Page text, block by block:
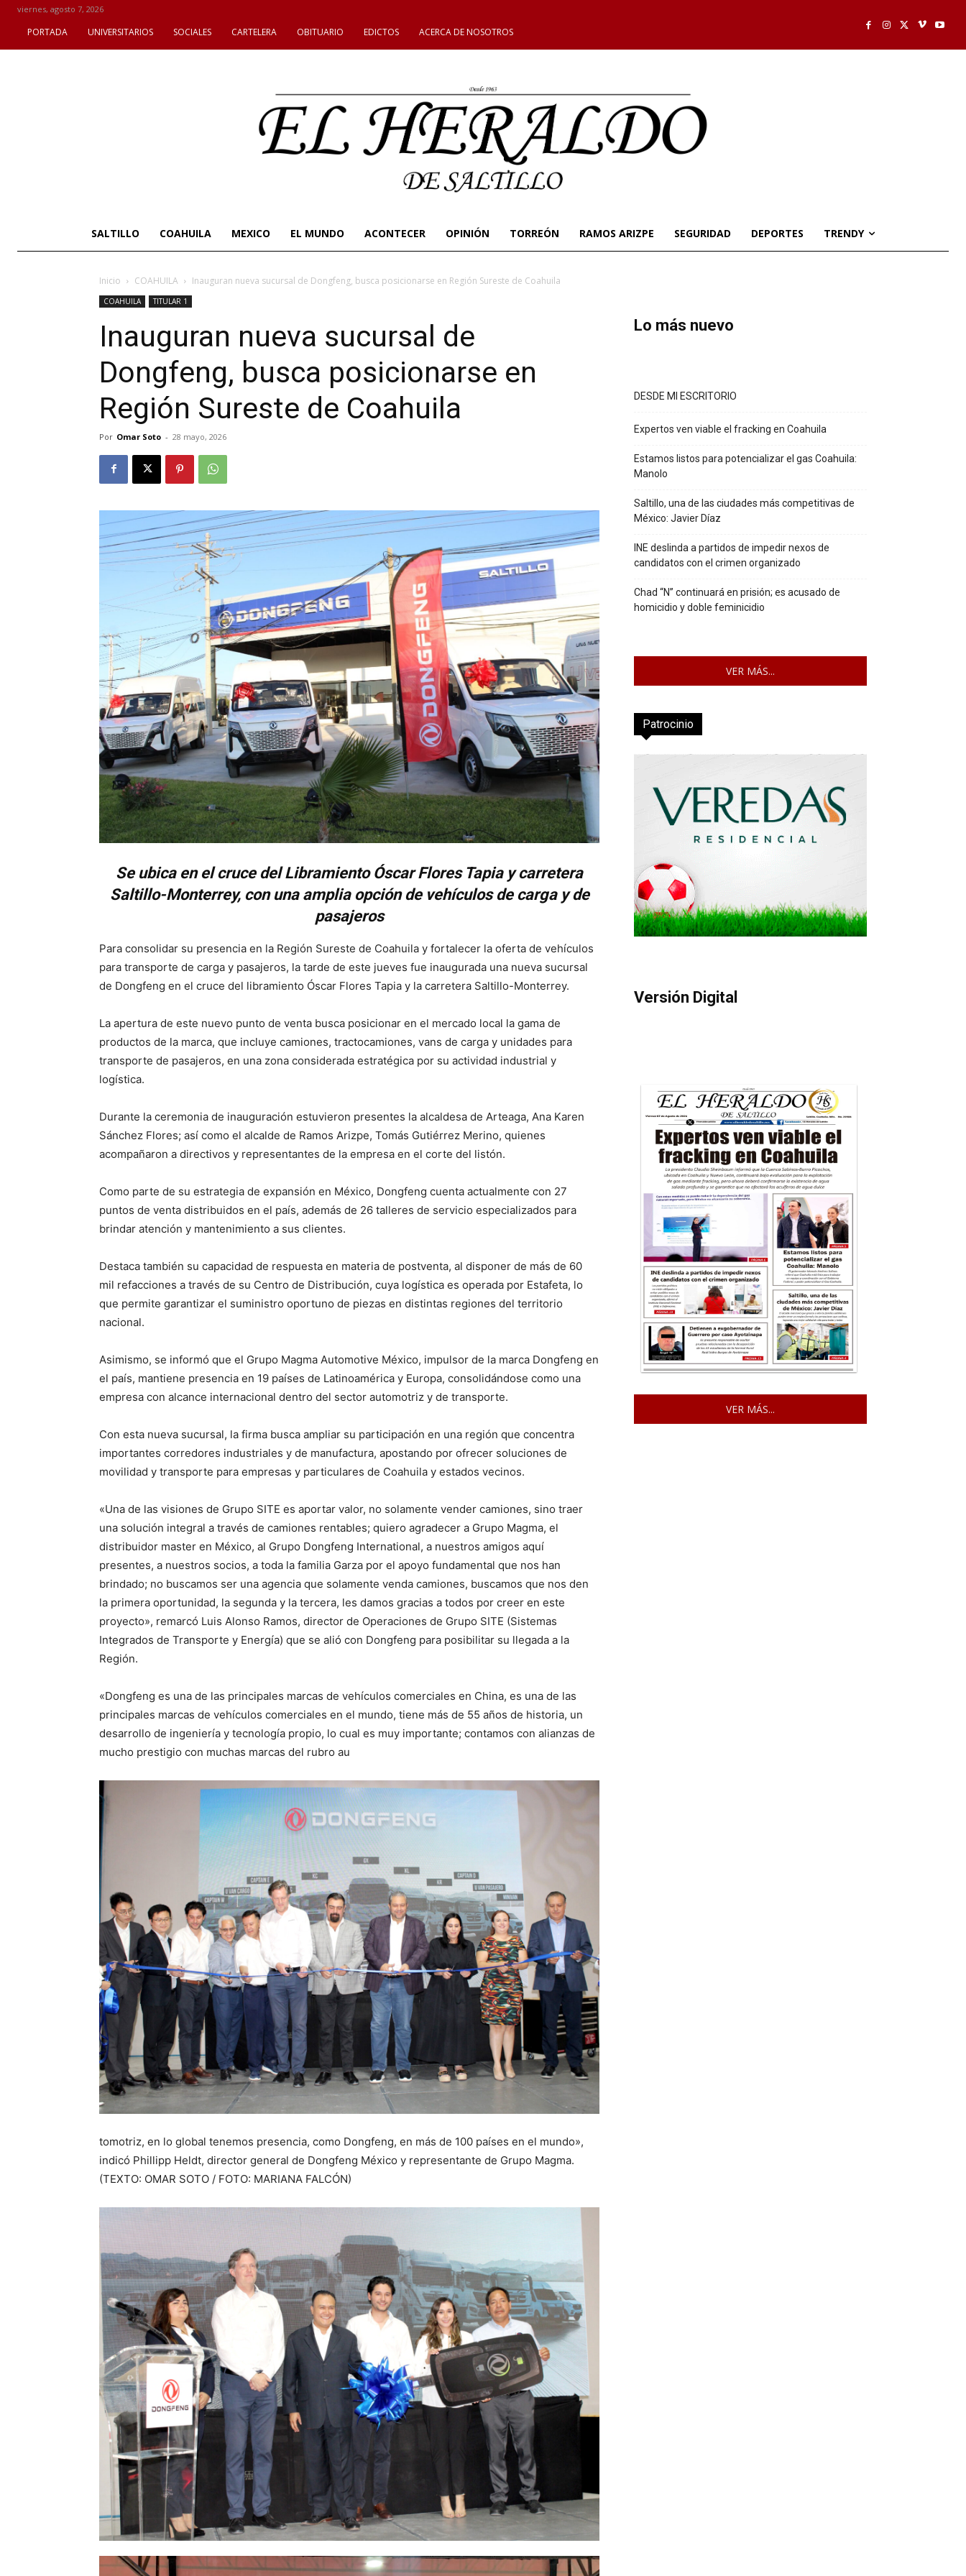
viernes, agosto 7, 2026
PORTADA UNIVERSITARIOS SOCIALES CARTELERA OBITUARIO EDICTOS ACERCA DE NOSOTROS
SALTILLO COAHUILA MEXICO EL MUNDO ACONTECER OPINIÓN TORREÓN RAMOS ARIZPE SEGURIDAD DEPORTES TRENDY
Inicio COAHUILA Inauguran nueva sucursal de Dongfeng, busca posicionarse en Región Sureste de Coahuila
COAHUILA TITULAR 1
Inauguran nueva sucursal de
Dongfeng, busca posicionarse en
Región Sureste de Coahuila
Por Omar Soto - 28 mayo, 2026
Se ubica en el cruce del Libramiento Óscar Flores Tapia y carretera
Saltillo-Monterrey, con una amplia opción de vehículos de carga y de
pasajeros
Para consolidar su presencia en la Región Sureste de Coahuila y fortalecer la oferta de vehículos
para transporte de carga y pasajeros, la tarde de este jueves fue inaugurada una nueva sucursal
de Dongfeng en el cruce del libramiento Óscar Flores Tapia y la carretera Saltillo-Monterrey.
La apertura de este nuevo punto de venta busca posicionar en el mercado local la gama de
productos de la marca, que incluye camiones, tractocamiones, vans de carga y unidades para
transporte de pasajeros, en una zona considerada estratégica por su actividad industrial y
logística.
Durante la ceremonia de inauguración estuvieron presentes la alcaldesa de Arteaga, Ana Karen
Sánchez Flores; así como el alcalde de Ramos Arizpe, Tomás Gutiérrez Merino, quienes
acompañaron a directivos y representantes de la empresa en el corte del listón.
Como parte de su estrategia de expansión en México, Dongfeng cuenta actualmente con 27
puntos de venta distribuidos en el país, además de 26 talleres de servicio especializados para
brindar atención y mantenimiento a sus clientes.
Destaca también su capacidad de respuesta en materia de postventa, al disponer de más de 60
mil refacciones a través de su Centro de Distribución, cuya logística es operada por Estafeta, lo
que permite garantizar el suministro oportuno de piezas en distintas regiones del territorio
nacional.
Asimismo, se informó que el Grupo Magma Automotive México, impulsor de la marca Dongfeng en
el país, mantiene presencia en 19 países de Latinoamérica y Europa, consolidándose como una
empresa con alcance internacional dentro del sector automotriz y de transporte.
Con esta nueva sucursal, la firma busca ampliar su participación en una región que concentra
importantes corredores industriales y de manufactura, apostando por ofrecer soluciones de
movilidad y transporte para empresas y particulares de Coahuila y estados vecinos.
«Una de las visiones de Grupo SITE es aportar valor, no solamente vender camiones, sino traer
una solución integral a través de camiones rentables; quiero agradecer a Grupo Magma, el
distribuidor master en México, al Grupo Dongfeng International, a nuestros amigos aquí
presentes, a nuestros socios, a toda la familia Garza por el apoyo fundamental que nos han
brindado; no buscamos ser una agencia que solamente venda camiones, buscamos que nos den
la primera oportunidad, la segunda y la tercera, les damos gracias a todos por creer en este
proyecto», remarcó Luis Alonso Ramos, director de Operaciones de Grupo SITE (Sistemas
Integrados de Transporte y Energía) que se alió con Dongfeng para posibilitar su llegada a la
Región.
«Dongfeng es una de las principales marcas de vehículos comerciales en China, es una de las
principales marcas de vehículos comerciales en el mundo, tiene más de 55 años de historia, un
desarrollo de ingeniería y tecnología propio, lo cual es muy importante; contamos con alianzas de
mucho prestigio con muchas marcas del rubro au
tomotriz, en lo global tenemos presencia, como Dongfeng, en más de 100 países en el mundo»,
indicó Phillipp Heldt, director general de Dongfeng México y representante de Grupo Magma.
(TEXTO: OMAR SOTO / FOTO: MARIANA FALCÓN)
Lo más nuevo
DESDE MI ESCRITORIO
Expertos ven viable el fracking en Coahuila
Estamos listos para potencializar el gas Coahuila:
Manolo
Saltillo, una de las ciudades más competitivas de
México: Javier Díaz
INE deslinda a partidos de impedir nexos de
candidatos con el crimen organizado
Chad “N” continuará en prisión; es acusado de
homicidio y doble feminicidio
VER MÁS...
Patrocinio
Versión Digital
VER MÁS...